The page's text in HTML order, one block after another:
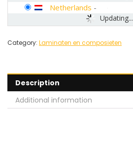
Updating...
Netherlands -
Category: Laminaten en composieten
Description
Additional information